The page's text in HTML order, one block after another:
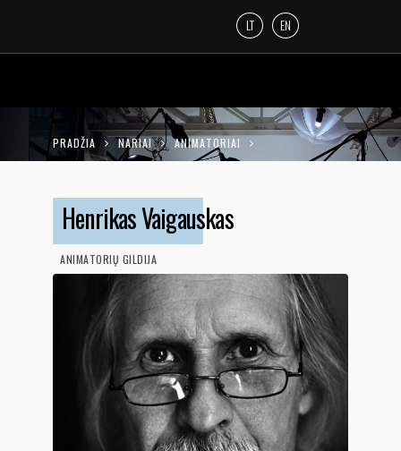
LT EN
PRADŽIA NARIAI ANIMATORIAI
Henrikas Vaigauskas
ANIMATORIŲ GILDIJA